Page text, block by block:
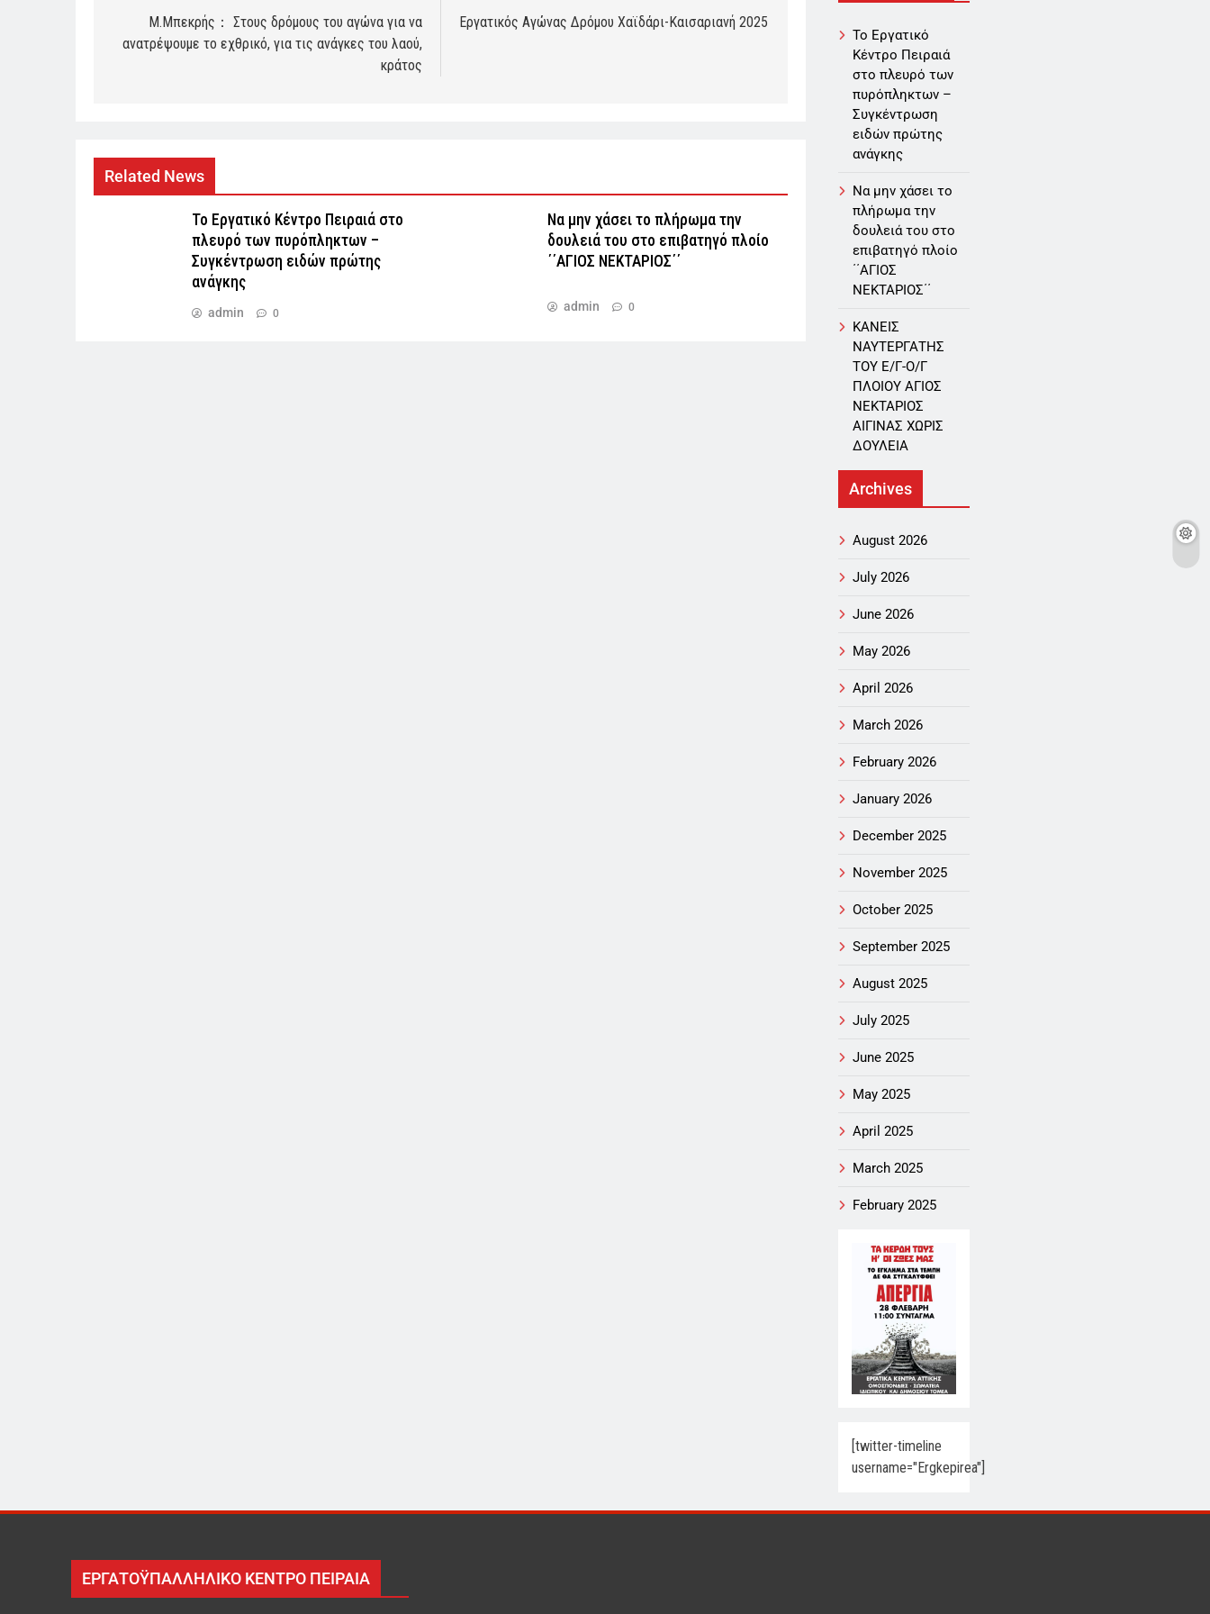
navigation
Μ.Μπεκρής： Στους δρόμους του αγώνα για να
ανατρέψουμε το εχθρικό, για τις ανάγκες του λαού,
κράτος
Εργατικός Αγώνας Δρόμου Χαϊδάρι-Καισαριανή 2025
Related News
Το Εργατικό Κέντρο Πειραιά στο
πλευρό των πυρόπληκτων –
Συγκέντρωση ειδών πρώτης
ανάγκης
admin 0
Να μην χάσει το πλήρωμα την
δουλειά του στο επιβατηγό πλοίο
΄΄ΑΓΙΟΣ ΝΕΚΤΑΡΙΟΣ΄΄
admin 0
Το Εργατικό
Κέντρο Πειραιά
στο πλευρό των
πυρόπληκτων –
Συγκέντρωση
ειδών πρώτης
ανάγκης
Να μην χάσει το
πλήρωμα την
δουλειά του στο
επιβατηγό πλοίο
΄΄ΑΓΙΟΣ
ΝΕΚΤΑΡΙΟΣ΄΄
ΚΑΝΕΙΣ
ΝΑΥΤΕΡΓΑΤΗΣ
TOY Ε/Γ-Ο/Γ
ΠΛΟΙΟY ΑΓΙΟΣ
ΝΕΚΤΑΡΙΟΣ
ΑΙΓΙΝΑΣ ΧΩΡΙΣ
ΔΟΥΛΕΙΑ
Archives
August 2026
July 2026
June 2026
May 2026
April 2026
March 2026
February 2026
January 2026
December 2025
November 2025
October 2025
September 2025
August 2025
July 2025
June 2025
May 2025
April 2025
March 2025
February 2025
[twitter-timeline
username="Ergkepirea"]
ΕΡΓΑΤΟΫΠΑΛΛΗΛΙΚΟ ΚΕΝΤΡΟ ΠΕΙΡΑΙΑ